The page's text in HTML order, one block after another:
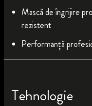
Mască de îngrijire
rezistent
Performanță
Tehnologie